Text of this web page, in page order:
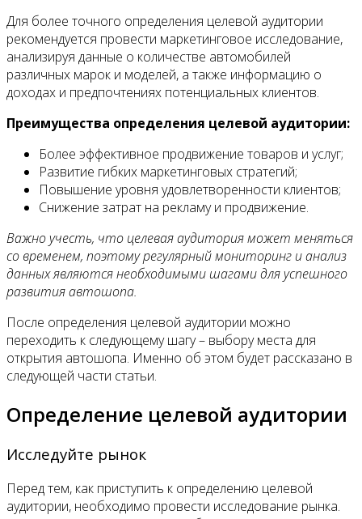
Для более точного определения целевой аудитории
рекомендуется провести маркетинговое исследование,
анализируя данные о количестве автомобилей
различных марок и моделей, а также информацию о
доходах и предпочтениях потенциальных клиентов.
Преимущества определения целевой аудитории:
Более эффективное продвижение товаров и услуг;
Развитие гибких маркетинговых стратегий;
Повышение уровня удовлетворенности клиентов;
Снижение затрат на рекламу и продвижение.
Важно учесть, что целевая аудитория может меняться
со временем, поэтому регулярный мониторинг и анализ
данных являются необходимыми шагами для успешного
развития автошопа.
После определения целевой аудитории можно
переходить к следующему шагу – выбору места для
открытия автошопа. Именно об этом будет рассказано в
следующей части статьи.
Определение целевой аудитории
Исследуйте рынок
Перед тем, как приступить к определению целевой
аудитории, необходимо провести исследование рынка.